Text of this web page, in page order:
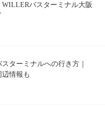
WILLERバスターミナル大阪
ターミナルへの行き方｜
情報も